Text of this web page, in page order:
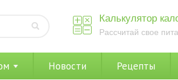
Калькулятор
Рассчитай свое
Новости Рецепты